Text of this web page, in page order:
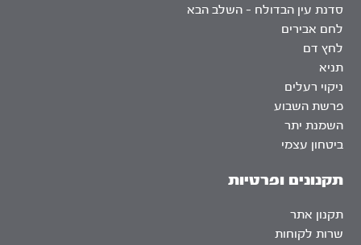
סדנת עין הבדולח – השלב הבא
לחם אבירים
לחץ דם
תניא
ניקוי רעלים
פרשת השבוע
השמנת יתר
ביטחון עצמי
תקנונים ופרטיות
תקנון אתר
שרות לקוחות